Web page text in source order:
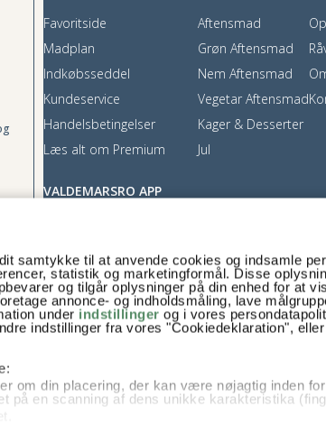
samtykke til at anvende cookies og indsamle
statistik og marketingformål. Disse
og tilgår oplysninger på din enhed for at
annonce- og indholdsmåling, lave
under indstillinger og i vores
indstillinger fra vores "Cookiedeklaration",
om din placering, der kan være nøjagtig inden
på en scanning af dens unikke karakteristika
Favoritside
Madplan
Indkøbsseddel
Kundeservice
Handelsbetingelser
Læs alt om Premium
Aftensmad
Grøn Aftensmad
Nem Aftensmad
Vegetar Aftensmad
Kager & Desserter
Jul
VALDEMARSRO APP